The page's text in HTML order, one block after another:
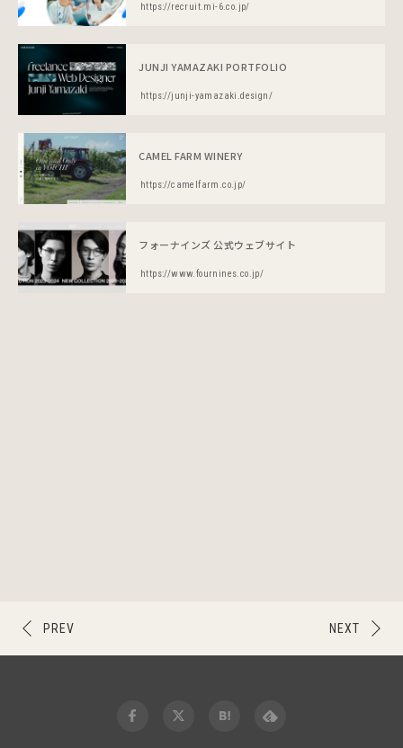
https://recruit.mi-6.co.jp/
JUNJI YAMAZAKI PORTFOLIO
https://junji-yamazaki.design/
CAMEL FARM WINERY
https://camelfarm.co.jp/
フォーナインズ 公式ウェブサイト
https://www.fournines.co.jp/
NEXT
PREV